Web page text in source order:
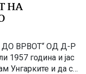
НА
ВРВОТ“ OД Д-Р
1957 година и јас
Унгарките и да се